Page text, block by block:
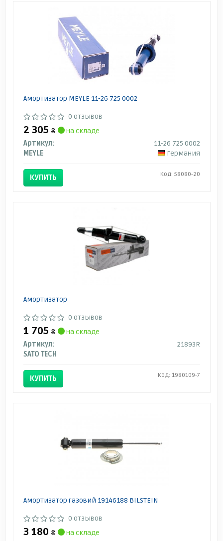
Амортизатор MEYLE 11-26 725 0002
0 отзывов
2 305 ₴
на складе
Артикул:
11-26 725 0002
MEYLE
Германия
КУПИТЬ Код: 58080-20
Амортизатор
0 отзывов
1 705 ₴
на складе
Артикул:
21893R
SATO TECH
КУПИТЬ Код: 1980109-7
Амортизатор газовий 19146188 BILSTEIN
0 отзывов
3 180 ₴
на складе